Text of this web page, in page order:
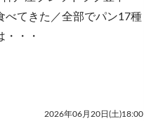
べてきた／全部でパン17種
・・
2026年06月20日(土)18:00